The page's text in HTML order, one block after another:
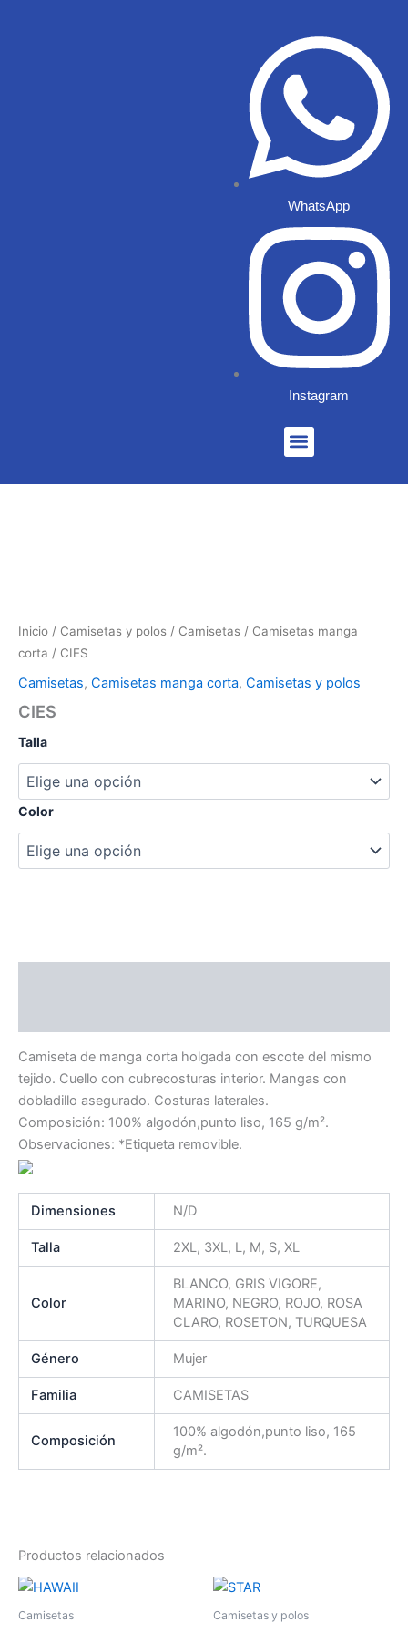
WhatsApp
Instagram
Menu
Inicio / Camisetas y polos / Camisetas / Camisetas manga
corta / CIES
Camisetas, Camisetas manga corta, Camisetas y polos
CIES
Talla
Color
Camiseta de manga corta holgada con escote del mismo
tejido. Cuello con cubrecosturas interior. Mangas con
dobladillo asegurado. Costuras laterales.
Composición: 100% algodón,punto liso, 165 g/m².
Observaciones: *Etiqueta removible.
Dimensiones N/D
Talla 2XL, 3XL, L, M, S, XL
Color
BLANCO, GRIS VIGORE,
MARINO, NEGRO, ROJO, ROSA
CLARO, ROSETON, TURQUESA
Género Mujer
Familia CAMISETAS
Composición
100% algodón,punto liso, 165
g/m².
Productos relacionados
Camisetas
Este
producto
Camisetas y polos